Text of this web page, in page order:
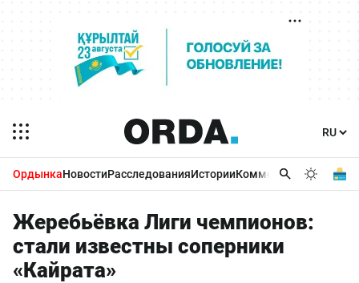
ОрдынкаНовостиРасследованияИсторииКомментарииБизнес
Жеребьёвка Лиги чемпионов:
стали известны соперники
«Кайрата»